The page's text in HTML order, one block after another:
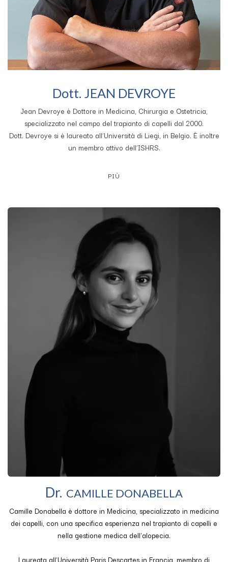
Dott. JEAN DEVROYE
Jean Devroye è Dottore in Medicina, Chirurgia e Ostetricia,
specializzato nel campo del trapianto di capelli dal 2000.
Dott. Devroye si è laureato all’Università di Liegi, in Belgio. È inoltre
un membro attivo dell’ISHRS.
PIÙ
Dr. CAMILLE DONABELLA
Camille Donabella è dottore in Medicina, specializzato in medicina
dei capelli, con una specifica esperienza nel trapianto di capelli e
nella gestione medica dell'alopecia.
Laureata all'Università Paris Descartes in Francia, membro di